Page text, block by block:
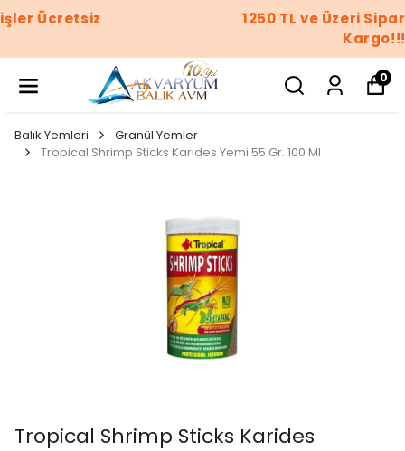
1250 TL ve Üzeri Siparişler Ücretsiz
0
Balık Yemleri
Granül Yemler
Tropical Shrimp Sticks Karides Yemi 55 Gr. 100 Ml
Tropical Shrimp Sticks Karides